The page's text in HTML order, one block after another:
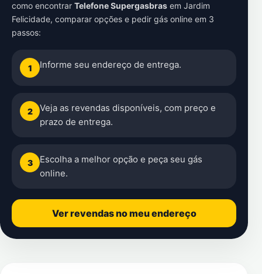
como encontrar Telefone Supergasbras em Jardim
Felicidade, comparar opções e pedir gás online em 3
passos:
1 Informe seu endereço de entrega.
2
Veja as revendas disponíveis, com preço e
prazo de entrega.
3
Escolha a melhor opção e peça seu gás
online.
Ver revendas no meu endereço